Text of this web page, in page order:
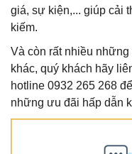
giá, sự kiện,... giúp cải
kiếm.
Và còn rất nhiều những
khác, quý khách hãy
hotline 0932 265 268
những ưu đãi hấp dẫn